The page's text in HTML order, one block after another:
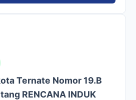
Ternate Nomor 19.B
RENCANA INDUK